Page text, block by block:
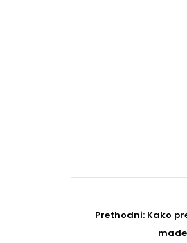
navigation
Prethodni:
post
Kako